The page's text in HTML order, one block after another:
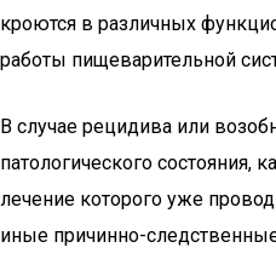
кроются в различных
работы пищеварительной
В случае рецидива или
патологического
лечение которого уже
иные причинно-